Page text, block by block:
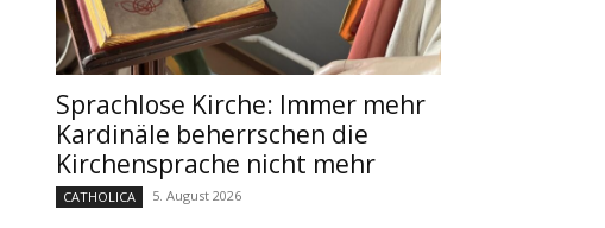
Sprachlose Kirche: Immer mehr
Kardinäle beherrschen die
Kirchensprache nicht mehr
CATHOLICA 5. August 2026